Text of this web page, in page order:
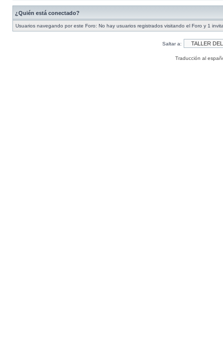
¿Quién está conectado?
Usuarios navegando por este Foro: No hay usuarios registrados visitando el Foro y 1
Saltar a:
Traducción al